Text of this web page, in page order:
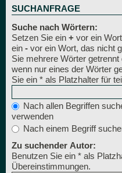
SUCHANFRAGE
Suche nach Wörtern:
Setzen Sie ein + vor ein
ein - vor ein Wort, das nicht
Sie mehrere Wörter getrennt
wenn nur eines der Wörter
Sie ein * als Platzhalter für
Nach allen Begriffen
verwenden
Nach einem Begriff
Zu suchender Autor:
Benutzen Sie ein * als
Übereinstimmungen.